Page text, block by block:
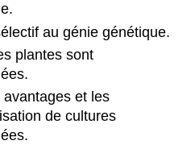
au génie génétique.
plantes sont
et les
de cultures